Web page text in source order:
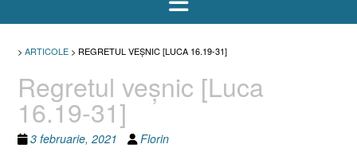
> ARTICOLE > REGRETUL VEŞNIC [LUCA 16.19-31]
Regretul veşnic [Luca
16.19-31]
3 februarie, 2021 Florin